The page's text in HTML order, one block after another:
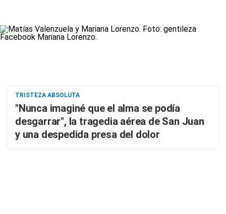
TRISTEZA ABSOLUTA
"Nunca imaginé que el alma se podía
desgarrar", la tragedia aérea de San Juan
y una despedida presa del dolor